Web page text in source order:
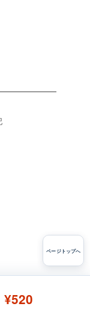
¥520
ページトップへ